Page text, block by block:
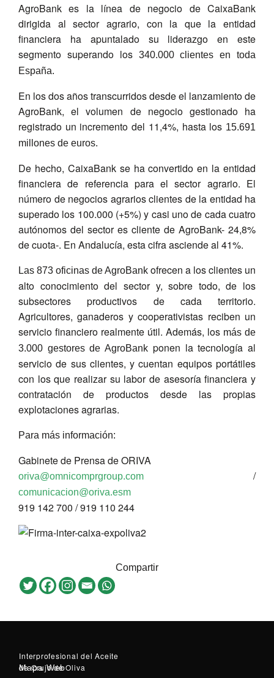
AgroBank es la línea de negocio de CaixaBank
dirigida al sector agrario, con la que la entidad
financiera ha apuntalado su liderazgo en este
segmento superando los 340.000 clientes en toda
España.
En los dos años transcurridos desde el lanzamiento de
AgroBank, el volumen de negocio gestionado ha
registrado un incremento del 11,4%, hasta los 15.691
millones de euros.
De hecho, CaixaBank se ha convertido en la entidad
financiera de referencia para el sector agrario. El
número de negocios agrarios clientes de la entidad ha
superado los 100.000 (+5%) y casi uno de cada cuatro
autónomos del sector es cliente de AgroBank- 24,8%
de cuota-. En Andalucía, esta cifra asciende al 41%.
Las 873 oficinas de AgroBank ofrecen a los clientes un
alto conocimiento del sector y, sobre todo, de los
subsectores productivos de cada territorio.
Agricultores, ganaderos y cooperativistas reciben un
servicio financiero realmente útil. Además, los más de
3.000 gestores de AgroBank ponen la tecnología al
servicio de sus clientes, y cuentan equipos portátiles
con los que realizar su labor de asesoría financiera y
contratación de productos desde las propias
explotaciones agrarias.
Para más información:
Gabinete de Prensa de ORIVA
oriva@omnicomprgroup.com /
comunicacion@oriva.esm
919 142 700 / 919 110 244
Compartir
Interprofesional del Aceite
de Orujo de Oliva
Mapa Web